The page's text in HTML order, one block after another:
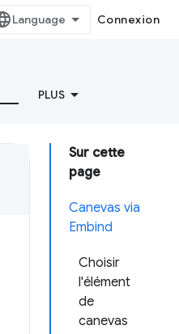
Connexion
PLUS
Sur cette
page
Canevas via
Embind
Choisir
l'élément
de
canevas